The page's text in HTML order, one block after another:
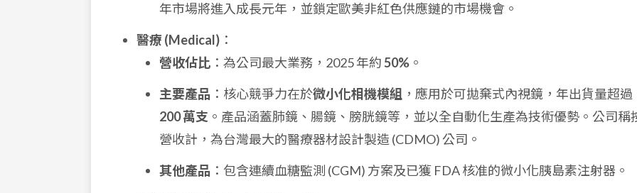
年市場將進入成長元年，並鎖定歐美非紅色供應鏈的市場機會。
醫療 (Medical) ：
營收佔比 ：為公司最大業務，2025 年約50% 。
主要產品 ：核心競爭力在於微小化相機模組 ，應用於可拋棄式內視鏡，年出貨量超過
200 萬支 。產品涵蓋肺鏡、腸鏡、膀胱鏡等，並以全自動化生產為技術優勢。公司稱
營收計，為台灣最大的醫療器材設計製造 (CDMO) 公司。
其他產品 ：包含連續血糖監測 (CGM) 方案及已獲 FDA 核准的微小化胰島素注射器。